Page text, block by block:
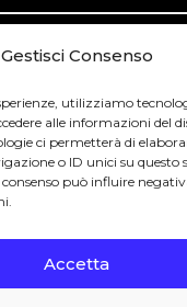
Gestisci Consenso
utilizziamo
alle informazioni del
ci permetterà di
o ID unici su questo
può influire
Accetta
alla newsletter
al consumo
bevande alcoliche è
L’abuso di
per la salute.